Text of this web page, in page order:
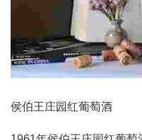
侯伯王庄园红葡萄酒